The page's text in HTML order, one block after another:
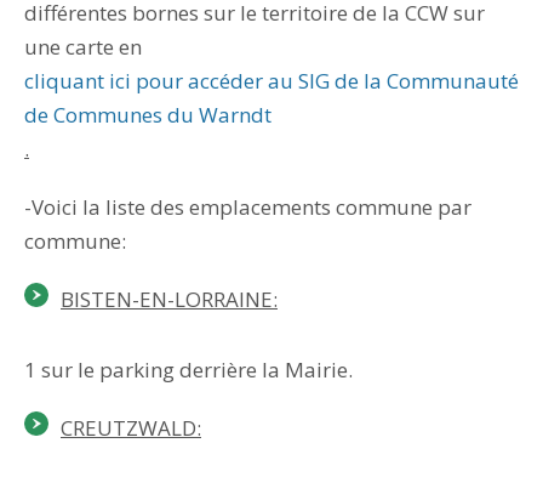
différentes bornes sur le territoire de la CCW sur
une carte en
cliquant ici pour accéder au SIG de la Communauté
de Communes du Warndt
.
-Voici la liste des emplacements commune par
commune:
BISTEN-EN-LORRAINE:
1 sur le parking derrière la Mairie.
CREUTZWALD: